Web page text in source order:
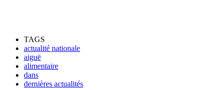
TAGS
actualité nationale
aiguë
alimentaire
dans
dernières actualités